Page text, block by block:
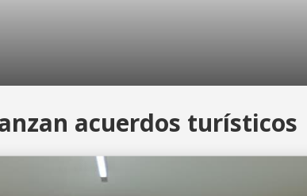
acuerdos turísticos